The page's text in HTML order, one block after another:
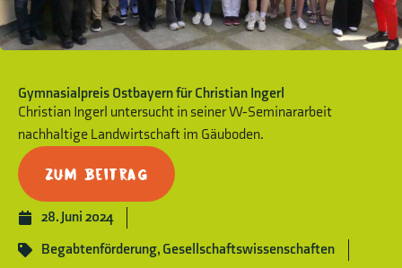
Gymnasialpreis Ostbayern für Christian Ingerl
Christian Ingerl untersucht in seiner W-Seminararbeit
nachhaltige Landwirtschaft im Gäuboden.
Zum Beitrag
28. Juni 2024
Begabtenförderung, Gesellschaftswissenschaften